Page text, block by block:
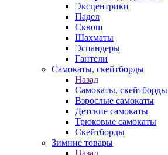
Эксцентрики
Падел
Сквош
Шахматы
Эспандеры
Гантели
Самокаты, скейтборды
Назад
Самокаты, скейтборды
Взрослые самокаты
Детские самокаты
Трюковые самокаты
Скейтборды
Зимние товары
Назад